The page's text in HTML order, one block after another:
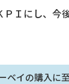
Ｉにし、今
ベイの購入に